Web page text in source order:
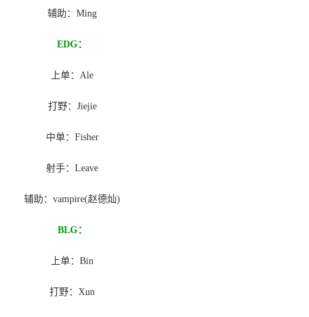
辅助：Ming
EDG：
上单：Ale
打野：Jiejie
中单：Fisher
射手：Leave
辅助：vampire(赵德灿)
BLG：
上单：Bin
打野：Xun